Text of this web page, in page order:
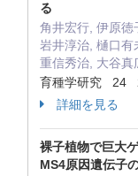
る
角井宏行, 伊原徳
岩井淳治, 樋口有
重信秀治, 大谷真
育種学研究 24
詳細を見る
裸子植物で巨大
MS4原因遺伝子